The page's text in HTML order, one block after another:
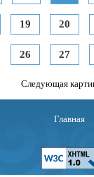
19 20
26 27
Следующая
Главная